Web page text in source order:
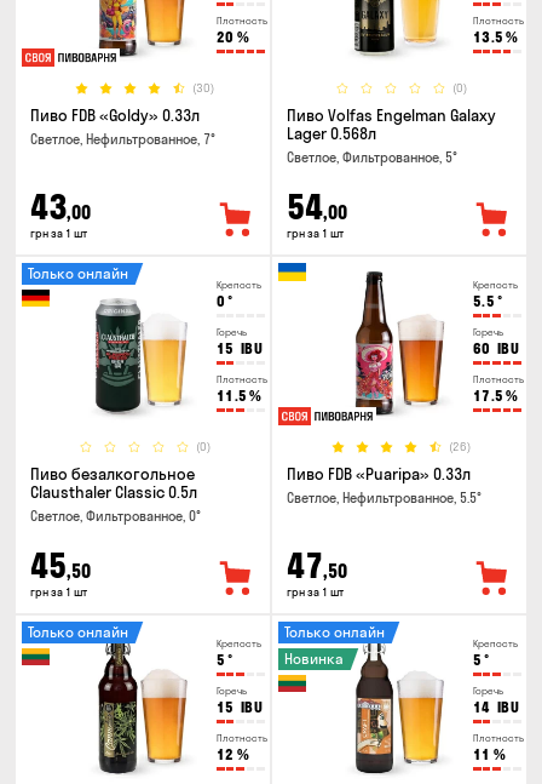
Плотность
20 %
(30)
Пиво FDB «Goldy» 0.33л
Светлое, Нефильтрованное, 7°
43,00
грн за 1 шт
Плотность
13.5 %
(0)
Пиво Volfas Engelman Galaxy
Lager 0.568л
Светлое, Фильтрованное, 5°
54,00
грн за 1 шт
Крепость
0 °
Горечь
15 IBU
Плотность
11.5 %
(0)
Только онлайн
Пиво безалкогольное
Clausthaler Classic 0.5л
Светлое, Фильтрованное, 0°
45,50
грн за 1 шт
Крепость
5.5 °
Горечь
60 IBU
Плотность
17.5 %
(26)
Пиво FDB «Puaripa» 0.33л
Светлое, Нефильтрованное, 5.5°
47,50
грн за 1 шт
Крепость
5 °
Горечь
15 IBU
Плотность
12 %
Только онлайн
Крепость
5 °
Горечь
14 IBU
Плотность
11 %
Только онлайн
Новинка